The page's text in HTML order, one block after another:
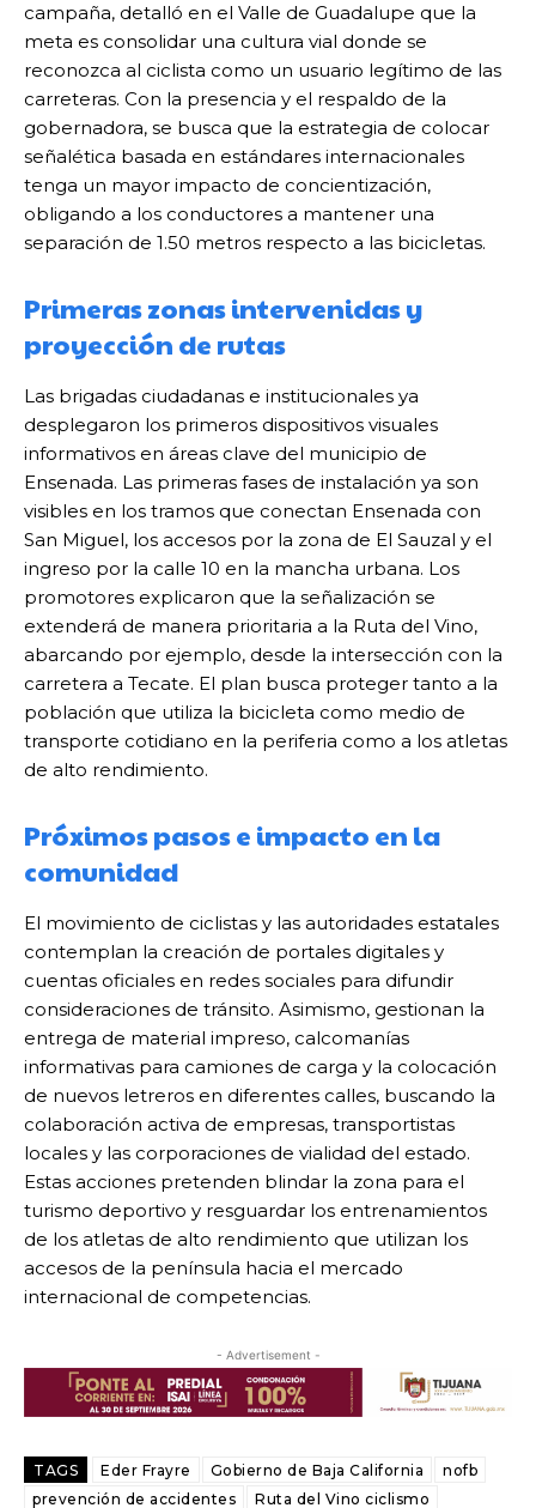
campaña, detalló en el Valle de Guadalupe que la
meta es consolidar una cultura vial donde se
reconozca al ciclista como un usuario legítimo de las
carreteras. Con la presencia y el respaldo de la
gobernadora, se busca que la estrategia de colocar
señalética basada en estándares internacionales
tenga un mayor impacto de concientización,
obligando a los conductores a mantener una
separación de 1.50 metros respecto a las bicicletas.
Primeras zonas intervenidas y
proyección de rutas
Las brigadas ciudadanas e institucionales ya
desplegaron los primeros dispositivos visuales
informativos en áreas clave del municipio de
Ensenada. Las primeras fases de instalación ya son
visibles en los tramos que conectan Ensenada con
San Miguel, los accesos por la zona de El Sauzal y el
ingreso por la calle 10 en la mancha urbana. Los
promotores explicaron que la señalización se
extenderá de manera prioritaria a la Ruta del Vino,
abarcando por ejemplo, desde la intersección con la
carretera a Tecate. El plan busca proteger tanto a la
población que utiliza la bicicleta como medio de
transporte cotidiano en la periferia como a los atletas
de alto rendimiento.
Próximos pasos e impacto en la
comunidad
El movimiento de ciclistas y las autoridades estatales
contemplan la creación de portales digitales y
cuentas oficiales en redes sociales para difundir
consideraciones de tránsito. Asimismo, gestionan la
entrega de material impreso, calcomanías
informativas para camiones de carga y la colocación
de nuevos letreros en diferentes calles, buscando la
colaboración activa de empresas, transportistas
locales y las corporaciones de vialidad del estado.
Estas acciones pretenden blindar la zona para el
turismo deportivo y resguardar los entrenamientos
de los atletas de alto rendimiento que utilizan los
accesos de la península hacia el mercado
internacional de competencias.
- Advertisement -
TAGS Eder Frayre Gobierno de Baja California
nofb
prevención de accidentes
Ruta del Vino ciclismo